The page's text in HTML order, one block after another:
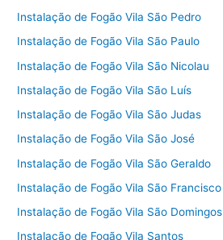
Instalação de Fogão Vila São Pedro
Instalação de Fogão Vila São Paulo
Instalação de Fogão Vila São Nicolau
Instalação de Fogão Vila São Luís
Instalação de Fogão Vila São Judas
Instalação de Fogão Vila São José
Instalação de Fogão Vila São Geraldo
Instalação de Fogão Vila São Francisco
Instalação de Fogão Vila São Domingos
Instalação de Fogão Vila Santos